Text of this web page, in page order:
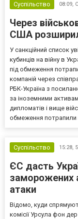
Суспільство 08:09,
Через
США
У санкційний список
кубинців на війну в
під обмеження
компаній через
РБК-Україна з
за іноземними
дипломатів і вище
обмеження потрапили
Суспільство 15:28,
ЄС дасть
заморожених
атаки
Відомо, куди
комісії Урсула фон